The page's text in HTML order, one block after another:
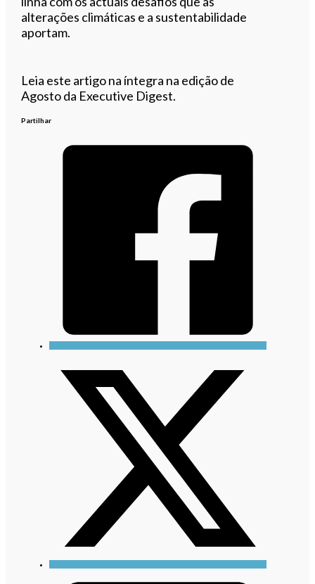
alterações climáticas e a sustentabilidade
aportam.
Leia este artigo na íntegra na edição de
Agosto da Executive Digest.
Partilhar